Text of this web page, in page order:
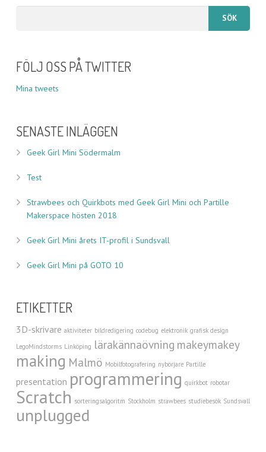
FÖLJ OSS PÅ TWITTER
Mina tweets
SENASTE INLÄGGEN
Geek Girl Mini Södermalm
Test
Strawbees och Quirkbots med Geek Girl Mini och Partille
Makerspace hösten 2018
Geek Girl Mini årets IT-profil i Sundsvall
Geek Girl Mini på GOTO 10
ETIKETTER
3D-skrivare aktiviteter bildredigering codebug elektronik grafisk design
LegoMindstorms Linköping lärakännaövning makeymakey
making Malmö Mobilfotografering nybörjare Partille
presentation programmering quirkbot robotar
Scratch sorteringsalgoritm Stockholm strawbees studiebesök Sundsvall
unplugged